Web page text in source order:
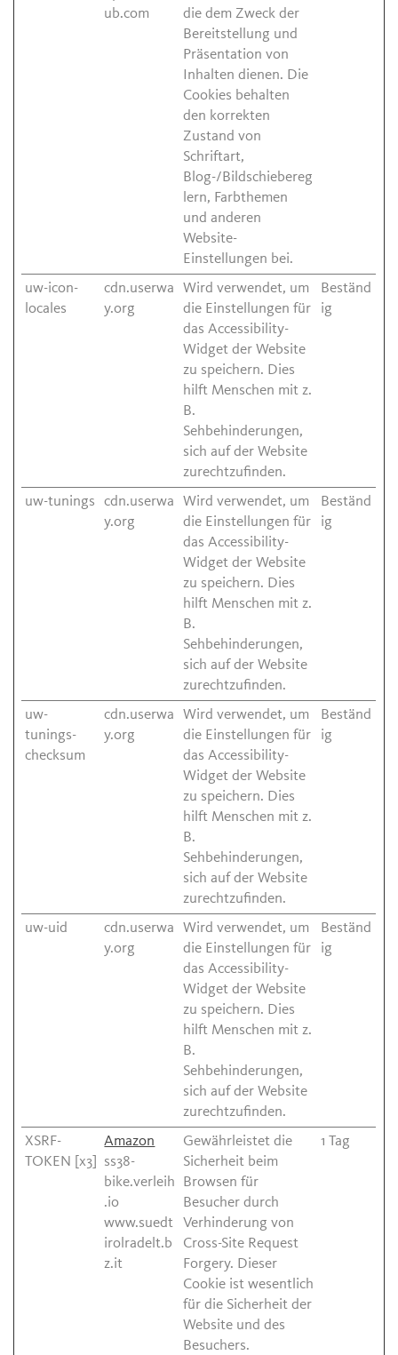
ub.com
die dem Zweck der
Bereitstellung und
Präsentation von
Inhalten dienen. Die
Cookies behalten
den korrekten
Zustand von
Schriftart,
Blog-/Bildschiebereg
lern, Farbthemen
und anderen
Website-
Einstellungen bei.
uw-icon-
locales
cdn.userwa
y.org
Wird verwendet, um
die Einstellungen für
das Accessibility-
Widget der Website
zu speichern. Dies
hilft Menschen mit z.
B.
Sehbehinderungen,
sich auf der Website
zurechtzufinden.
Beständ
ig
uw-tunings
cdn.userwa
y.org
Wird verwendet, um
die Einstellungen für
das Accessibility-
Widget der Website
zu speichern. Dies
hilft Menschen mit z.
B.
Sehbehinderungen,
sich auf der Website
zurechtzufinden.
Beständ
ig
uw-
tunings-
checksum
cdn.userwa
y.org
Wird verwendet, um
die Einstellungen für
das Accessibility-
Widget der Website
zu speichern. Dies
hilft Menschen mit z.
B.
Sehbehinderungen,
sich auf der Website
zurechtzufinden.
Beständ
ig
uw-uid
cdn.userwa
y.org
Wird verwendet, um
die Einstellungen für
das Accessibility-
Widget der Website
zu speichern. Dies
hilft Menschen mit z.
B.
Sehbehinderungen,
sich auf der Website
zurechtzufinden.
Beständ
ig
XSRF-
TOKEN [x3]
Amazon
ss38-
bike.verleih
.io
www.suedt
irolradelt.b
z.it
Gewährleistet die
Sicherheit beim
Browsen für
Besucher durch
Verhinderung von
Cross-Site Request
Forgery. Dieser
Cookie ist wesentlich
für die Sicherheit der
Website und des
Besuchers.
1 Tag